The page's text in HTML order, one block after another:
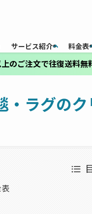
サービス紹介 料金表
のご注文で往復送料無
・ラグの